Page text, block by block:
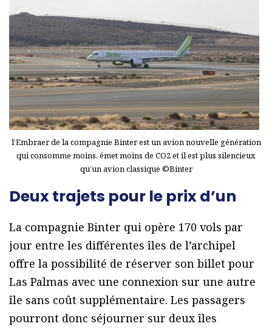
l’Embraer de la compagnie Binter est un avion nouvelle génération
qui consomme moins, émet moins de CO2 et il est plus silencieux
qu’un avion classique ©Binter
Deux trajets pour le prix d’un
La compagnie Binter qui opère 170 vols par
jour entre les différentes îles de l’archipel
offre la possibilité de réserver son billet pour
Las Palmas avec une connexion sur une autre
île sans coût supplémentaire. Les passagers
pourront donc séjourner sur deux îles